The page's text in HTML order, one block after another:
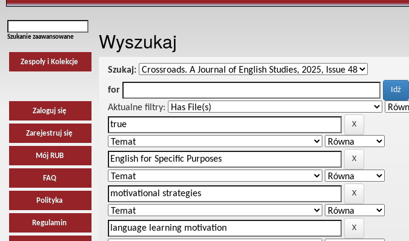
Szukanie zaawansowane
Zespoły i Kolekcje
Zaloguj się
Zarejestruj się
Mój RUB
FAQ
Polityka
Regulamin
Wyszukaj
Szukaj:
for
Aktualne filtry: